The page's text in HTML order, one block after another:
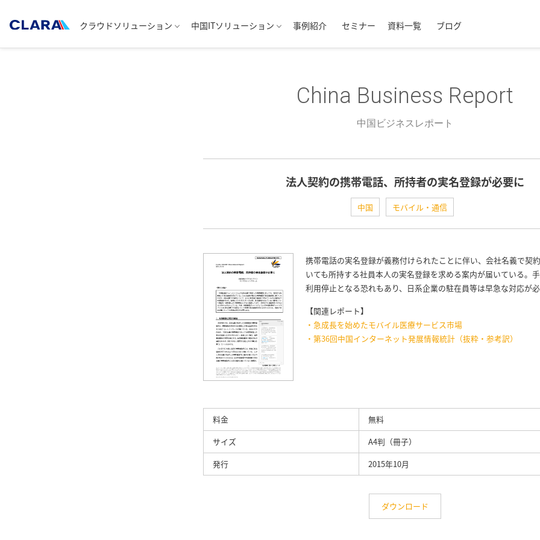
クラウドソリューション 中国ITソリューション 事例紹介 セミナー 資料一覧 ブログ
China Business Report
中国ビジネスレポート
法人契約の携帯電話、所持者の実名登録が必要に
中国 モバイル・通信
携帯電話の実名登録が義務付けられたことに伴い、会社名義で契
いても所持する社員本人の実名登録を求める案内が届いている。
利用停止となる恐れもあり、日系企業の駐在員等は早急な対応が必
【関連レポート】
・急成長を始めたモバイル医療サービス市場
・第36回中国インターネット発展情報統計（抜粋・参考訳）
料金
無料
サイズ
A4判（冊子）
発行
2015年10月
ダウンロード